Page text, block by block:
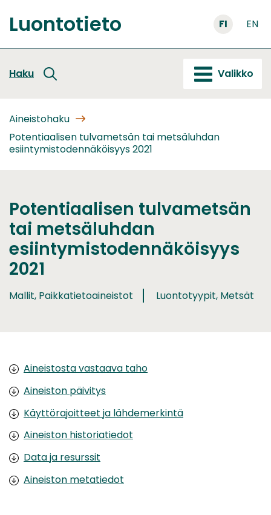
sisältöön
Etusivu
Luontotieto FI EN
Haku Valikko
Aineistohaku
Potentiaalisen tulvametsän tai metsäluhdan
esiintymistodennäköisyys 2021
Potentiaalisen tulvametsän
tai metsäluhdan
esiintymistodennäköisyys
2021
Mallit, Paikkatietoaineistot Luontotyypit, Metsät
Aineistosta vastaava taho
Aineiston päivitys
Käyttörajoitteet ja lähdemerkintä
Aineiston historiatiedot
Data ja resurssit
Aineiston metatiedot